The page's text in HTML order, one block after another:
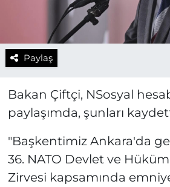
Paylaş
Bakan Çiftçi, NSosyal
paylaşımda, şunları
"Başkentimiz Ankara'da
36. NATO Devlet ve
Zirvesi kapsamında